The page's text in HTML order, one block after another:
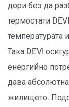
дори без да
термостати
температурата
Така DEVI
енергийно
дава
жилището.